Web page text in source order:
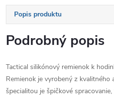
Popis produktu
Podrobný popis
Tactical silikónový remienok k
Remienok je vyrobený z kvalitného
špecialitou je špičkové